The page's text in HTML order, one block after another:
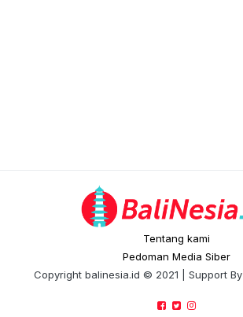
Tentang kami
Pedoman Media Siber
Copyright balinesia.id © 2021 | Support By